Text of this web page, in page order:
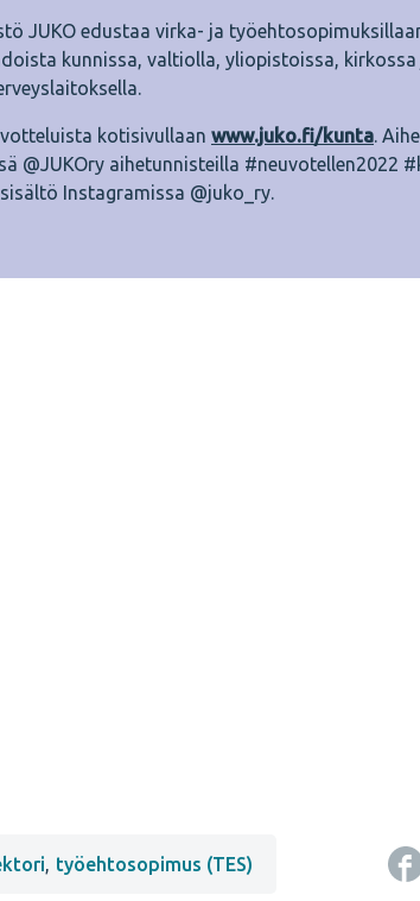
JUKO edustaa virka- ja
kunnissa, valtiolla, yliopistoissa,
kotisivullaan www.juko.fi/kunta.
@JUKOry aihetunnisteilla #neuvotellen2022
Instagramissa @juko_ry.
, työehtosopimus (TES)